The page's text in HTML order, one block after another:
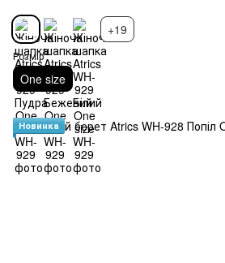
+19
Розмір
One size
Новинка